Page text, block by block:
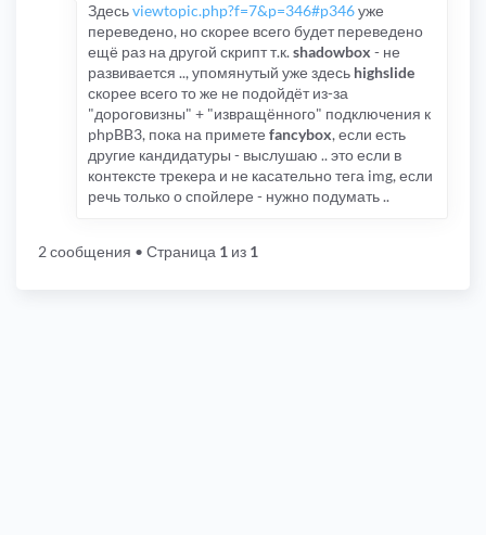
Здесьviewtopic.php?f=7&p=346#p346уже
переведено, но скорее всего будет переведено
ещё раз на другой скрипт т.к.shadowbox - не
развивается .., упомянутый уже здесь highslide
скорее всего то же не подойдёт из-за
"дороговизны" + "извращённого" подключения к
phpBB3, пока на примете fancybox, если есть
другие кандидатуры - выслушаю .. это если в
контексте трекера и не касательно тега img, если
речь только о спойлере - нужно подумать ..
2 сообщения • Страница 1 из 1